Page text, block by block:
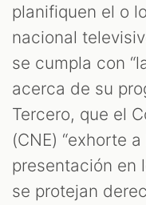
planifiquen el o
nacional
se cumpla con
acerca de su
Tercero, que el
(CNE) “exhorte
presentación en
se protejan